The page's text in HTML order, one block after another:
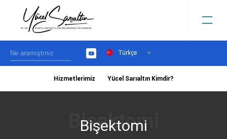
YouTubeTürkçe
Hizmetlerimiz Yücel Sarıaltın Kimdir?
Bişektomi